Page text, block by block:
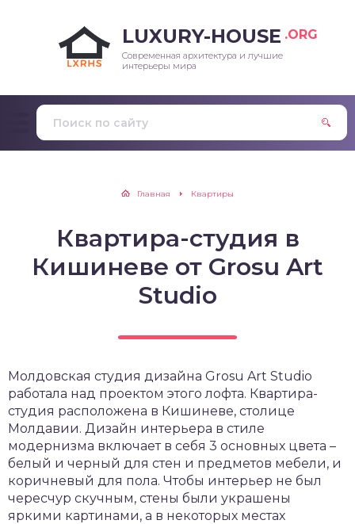
LUXURY-HOUSE .ORG
Современная архитектура и лучшие
интерьеры мира
Главная Квартиры
Квартира-студия в
Кишиневе от Grosu Art
Studio
Молдовская студия дизайна Grosu Art Studio
работала над проектом этого лофта. Квартира-
студия расположена в Кишиневе, столице
Молдавии. Дизайн интерьера в стиле
модернизма включает в себя 3 основных цвета –
белый и черный для стен и предметов мебели, и
коричневый для пола. Чтобы интерьер не был
чересчур скучным, стены были украшены
яркими картинами, а в некоторых местах